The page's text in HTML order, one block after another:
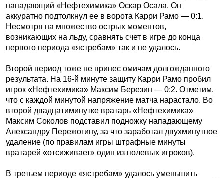
нападающий «Нефтехимика» Оскар Осала. Он
аккуратно подтолкнул ее в ворота Карри Рамо — 0:1.
Несмотря на множество острых моментов,
возникающих на льду, сравнять счет в игре до конца
первого периода «ястребам» так и не удалось.
Второй период тоже не принес омичам долгожданного
результата. На 16-й минуте защиту Карри Рамо пробил
игрок «Нефтехимика» Максим Березин — 0:2. Отметим,
что с каждой минутой напряжение матча нарастало. Во
второй двадцатиминутке вратарь «Нефтехимика»
Максим Соколов подставил подножку нападающему
Александру Пережогину, за что заработал двухминутное
удаление (по правилам игры штрафные минуты
вратарей «отсиживает» один из полевых игроков).
В третьем периоде «ястребам» удалось уменьшить